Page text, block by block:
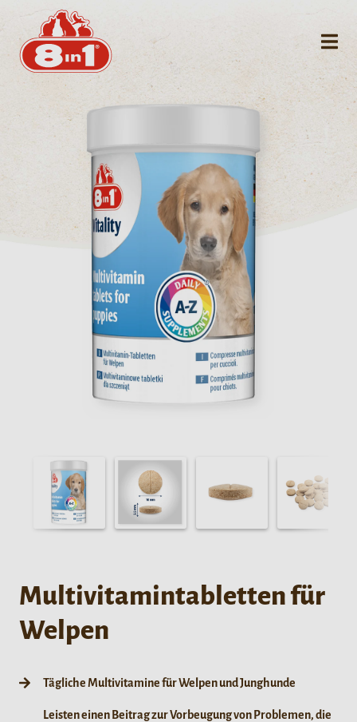
Multivitamintabletten für
Welpen
Tägliche Multivitamine für Welpen und Junghunde
Leisten einen Beitrag zur Vorbeugung von Problemen, die